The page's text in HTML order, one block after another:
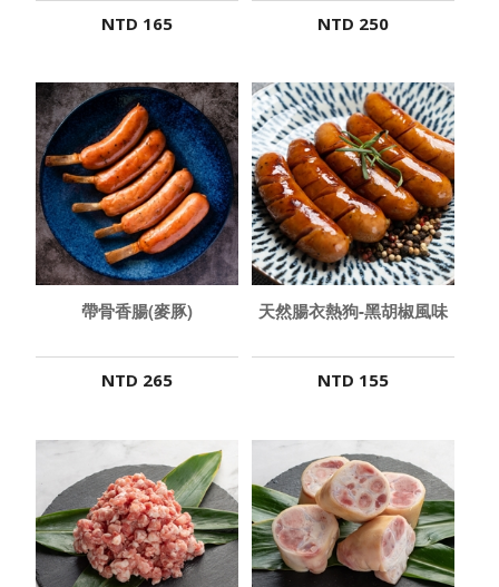
NTD 165 NTD 250
帶骨香腸(麥豚)
NTD 265
天然腸衣熱狗-黑胡椒風味
NTD 155